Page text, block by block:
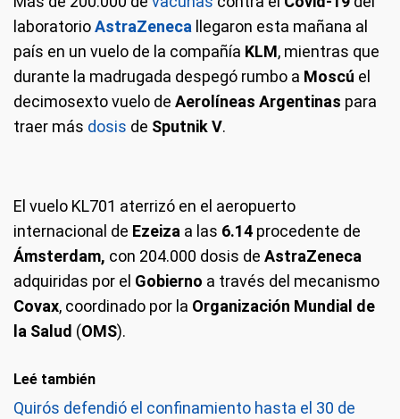
laboratorioAstraZeneca llegaron esta mañana al
país en un vuelo de la compañía KLM, mientras que
durante la madrugada despegó rumbo a Moscú el
decimosexto vuelo de Aerolíneas Argentinas para
traer más dosis de Sputnik V.
El vuelo KL701 aterrizó en el aeropuerto
internacional de Ezeiza a las 6.14 procedente de
Ámsterdam, con 204.000 dosis de AstraZeneca
adquiridas por el Gobierno a través del mecanismo
Covax, coordinado por la Organización Mundial de
la Salud (OMS).
Leé también
Quirós defendió el confinamiento hasta el 30 de